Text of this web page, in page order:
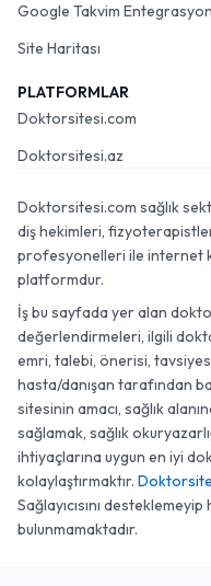
Google Takvim
Site Haritası
PLATFORMLAR
Doktorsitesi.com
Doktorsitesi.az
Doktorsitesi.com sağlık
diş hekimleri,
profesyonelleri ile internet
platformdur.
İş bu sayfada yer alan
değerlendirmeleri, ilgili
emri, talebi, önerisi,
hasta/danışan tarafından
sitesinin amacı, sağlık
sağlamak, sağlık
ihtiyaçlarına uygun en iyi
kolaylaştırmaktır.
Sağlayıcısını
bulunmamaktadır.